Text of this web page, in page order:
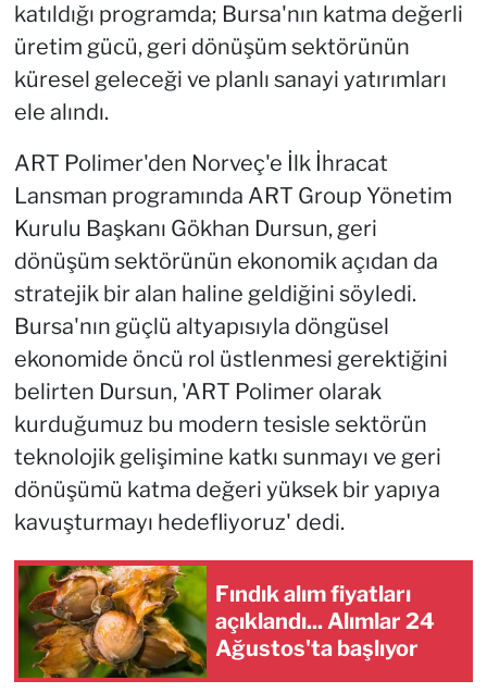
katıldığı programda; Bursa'nın katma değerli
üretim gücü, geri dönüşüm sektörünün
küresel geleceği ve planlı sanayi yatırımları
ele alındı.
ART Polimer'den Norveç'e İlk İhracat
Lansman programında ART Group Yönetim
Kurulu Başkanı Gökhan Dursun, geri
dönüşüm sektörünün ekonomik açıdan da
stratejik bir alan haline geldiğini söyledi.
Bursa'nın güçlü altyapısıyla döngüsel
ekonomide öncü rol üstlenmesi gerektiğini
belirten Dursun, 'ART Polimer olarak
kurduğumuz bu modern tesisle sektörün
teknolojik gelişimine katkı sunmayı ve geri
dönüşümü katma değeri yüksek bir yapıya
kavuşturmayı hedefliyoruz' dedi.
Fındık alım fiyatları
açıklandı... Alımlar 24
Ağustos'ta başlıyor